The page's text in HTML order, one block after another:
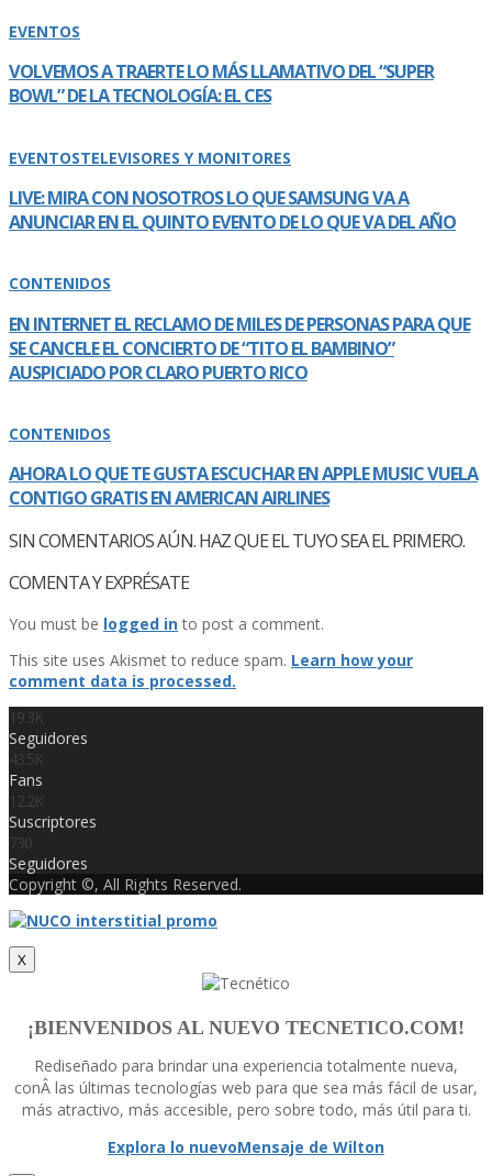
EVENTOS
VOLVEMOS A TRAERTE LO MÁS LLAMATIVO DEL “SUPER
BOWL” DE LA TECNOLOGÍ­A: EL CES
EVENTOSTELEVISORES Y MONITORES
LIVE: MIRA CON NOSOTROS LO QUE SAMSUNG VA A
ANUNCIAR EN EL QUINTO EVENTO DE LO QUE VA DEL AÑO
CONTENIDOS
EN INTERNET EL RECLAMO DE MILES DE PERSONAS PARA QUE
SE CANCELE EL CONCIERTO DE “TITO EL BAMBINO”
AUSPICIADO POR CLARO PUERTO RICO
CONTENIDOS
AHORA LO QUE TE GUSTA ESCUCHAR EN APPLE MUSIC VUELA
CONTIGO GRATIS EN AMERICAN AIRLINES
SIN COMENTARIOS AÚN. HAZ QUE EL TUYO SEA EL PRIMERO.
COMENTA Y EXPRÉSATE
You must be logged into post a comment.
This site uses Akismet to reduce spam. Learn how your
comment data is processed.
19.3K
Seguidores
43.5K
Fans
12.2K
Suscriptores
730
Seguidores
Copyright ©, All Rights Reserved.
X
¡BIENVENIDOS AL NUEVO TECNETICO.COM!
Rediseñado para brindar una experiencia totalmente nueva,
conÂ las últimas tecnologí­as web para que sea más fácil de usar,
más atractivo, más accesible, pero sobre todo, más útil para ti.
Explora lo nuevoMensaje de Wilton